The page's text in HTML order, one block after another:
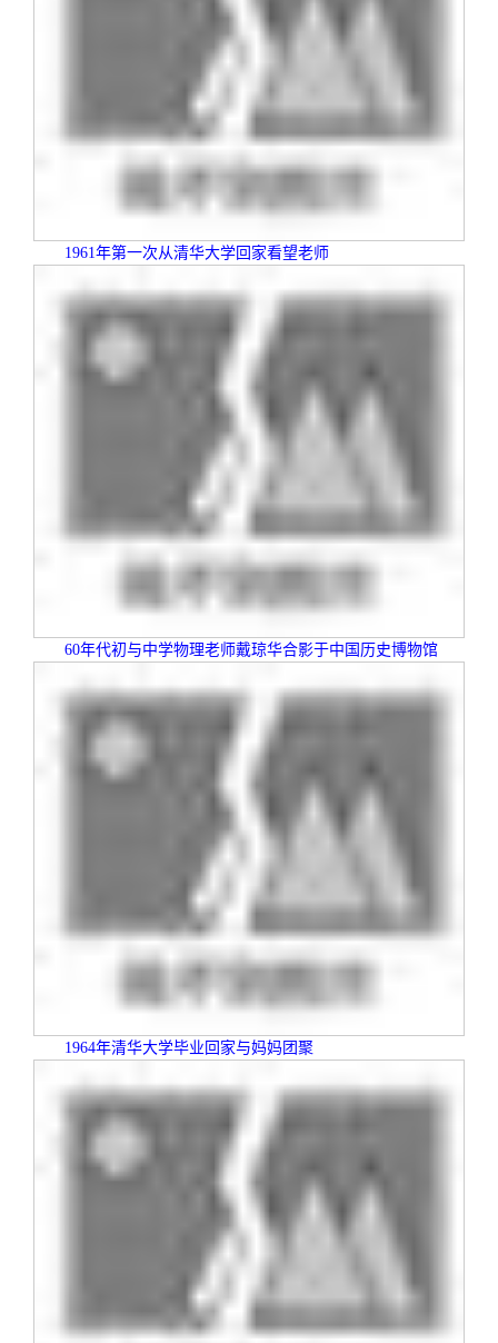
1961年第一次从清华大学回家看望老师
60年代初与中学物理老师戴琼华合影于中国历史博物馆
1964年清华大学毕业回家与妈妈团聚